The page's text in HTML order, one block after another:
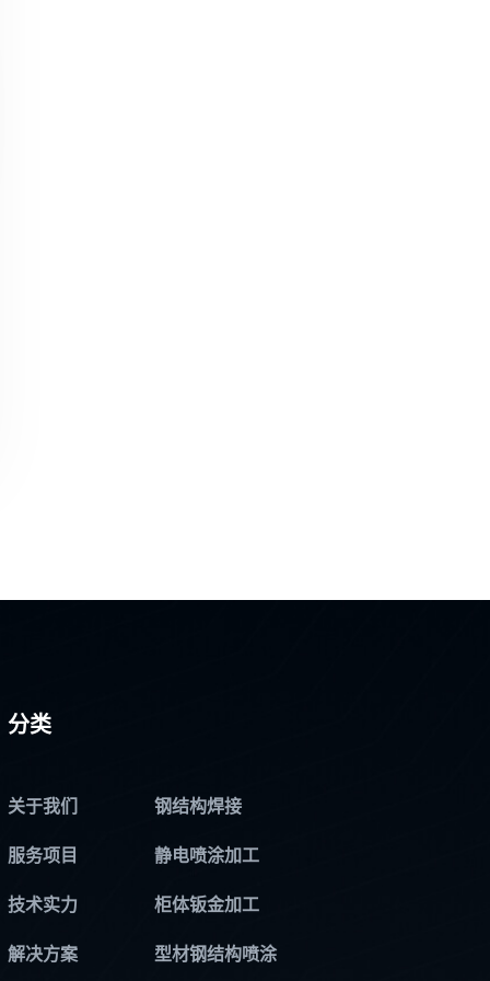
分类
关于我们
服务项目
技术实力
解决方案
钢结构焊接
静电喷涂加工
柜体钣金加工
型材钢结构喷涂